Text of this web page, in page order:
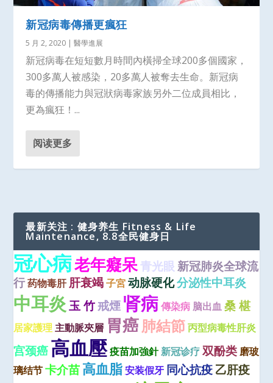
新冠病毒傳播更瘋狂
5 月 2, 2020 |醫學進展
新冠病毒在短短數月時間內橫掃全球200多個國家，
300多萬人被感染，20多萬人被奪去生命。新冠病
毒的傳播能力與冠狀病毒家族另外二位成員相比，
更為瘋狂！...
阅读更多
最新关注 : 健身养生 Fitness & Life
Maintenance, 8.8全民健身日
冠心病老年癡呆青光眼 新冠肺炎全球流
行 药物毒肝 肝衰竭 子宮 动脉硬化分泌性中耳炎
中耳炎 玉 竹戒煙肾病 傳染病 脑出血 桑 椹
居家護理 主動脈夾層 胃癌肺結節 丙型病毒性肝炎
宫颈癌高血壓疫苗加強針新冠诊疗 双酚类 磨玻
璃结节 卡介苗高血脂 安装假牙 同心抗疫乙肝疫